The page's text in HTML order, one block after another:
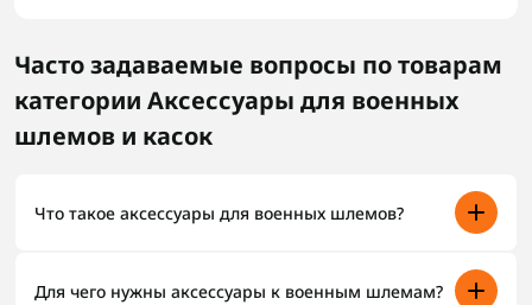
защищать голову, а и помогают вести
наблюдение, записывать действия и оставаться
на связи с командой.
Аксессуары для каски выполняютт свою роль.
Часто задаваемые вопросы по товарам
категории Аксессуары для военных
шлемов и касок
Что такое аксессуары для военных шлемов?
дополнительные элементы, расширяющие
Для чего нужны аксессуары к военным шлемам?